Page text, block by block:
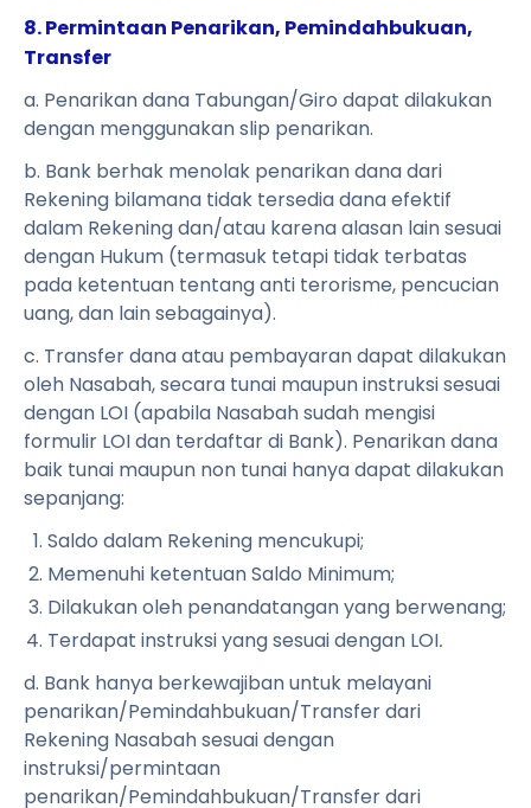
8. Permintaan Penarikan, Pemindahbukuan,
Transfer
a. Penarikan dana Tabungan/Giro dapat dilakukan
dengan menggunakan slip penarikan.
b. Bank berhak menolak penarikan dana dari
Rekening bilamana tidak tersedia dana efektif
dalam Rekening dan/atau karena alasan lain sesuai
dengan Hukum (termasuk tetapi tidak terbatas
pada ketentuan tentang anti terorisme, pencucian
uang, dan lain sebagainya).
c. Transfer dana atau pembayaran dapat dilakukan
oleh Nasabah, secara tunai maupun instruksi sesuai
dengan LOI (apabila Nasabah sudah mengisi
formulir LOI dan terdaftar di Bank). Penarikan dana
baik tunai maupun non tunai hanya dapat dilakukan
sepanjang:
Saldo dalam Rekening mencukupi;
Memenuhi ketentuan Saldo Minimum;
Dilakukan oleh penandatangan yang berwenang;
Terdapat instruksi yang sesuai dengan LOI.
d. Bank hanya berkewajiban untuk melayani
penarikan/Pemindahbukuan/Transfer dari
Rekening Nasabah sesuai dengan
instruksi/permintaan
penarikan/Pemindahbukuan/Transfer dari